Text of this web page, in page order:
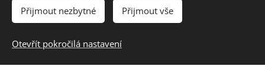
Přijmout nezbytné Přijmout vše
Otevřít pokročilá nastavení